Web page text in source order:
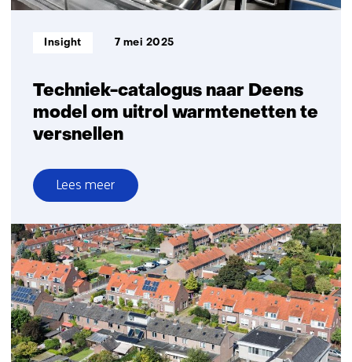
Techniek-catalogus naar Deens
model om uitrol warmtenetten te
versnellen
Informatietype:
Insight 7 mei 2025
Lees meer
over
Techniek-
catalogus
naar
Deens
model
om
uitrol
warmtenetten